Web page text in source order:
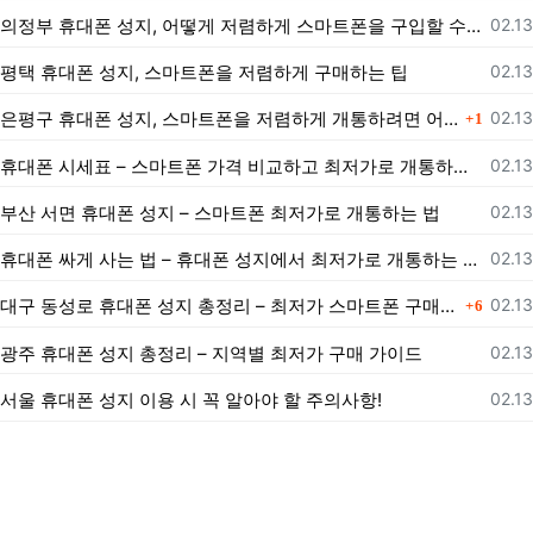
등록
02.13
의정부 휴대폰 성지, 어떻게 저렴하게 스마트폰을 구입할 수 있을까?
등록
02.13
평택 휴대폰 성지, 스마트폰을 저렴하게 구매하는 팁
등록
02.13
은평구 휴대폰 성지, 스마트폰을 저렴하게 개통하려면 어떻게 해야 할까? 댓글
1
등록
02.13
휴대폰 시세표 – 스마트폰 가격 비교하고 최저가로 개통하는 법
등록
02.13
부산 서면 휴대폰 성지 – 스마트폰 최저가로 개통하는 법
등록
02.13
휴대폰 싸게 사는 법 – 휴대폰 성지에서 최저가로 개통하는 노하우
등록
02.13
대구 동성로 휴대폰 성지 총정리 – 최저가 스마트폰 구매 가이드 댓글
6
등록
02.13
광주 휴대폰 성지 총정리 – 지역별 최저가 구매 가이드
등록
02.13
서울 휴대폰 성지 이용 시 꼭 알아야 할 주의사항!